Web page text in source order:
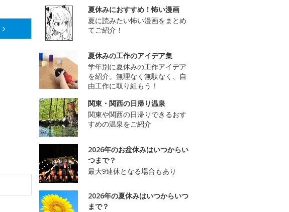
夏休みにおすすめ！怖い漫画
夏に読みたい怖い漫画をまとめ
てご紹介！
夏休みの工作のアイデア集
学年別に夏休みの工作アイデア
を紹介。無理なく無駄なく、自
由工作に取り組もう！
関東・関西の日帰り温泉
関東や関西の日帰りできるおす
すめの温泉をご紹介
2026年のお盆休みはいつからい
つまで？
最大9連休となる場合もあり
2026年の夏休みはいつからいつ
まで？